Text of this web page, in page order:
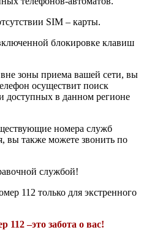
SIM – карты.
блокировке клавиш
зоны приема вашей сети, вы
осуществит поиск
доступных в данном регионе
номера служб
вы также можете звонить по
службой!
112 только для экстренного
112 –это забота о вас!